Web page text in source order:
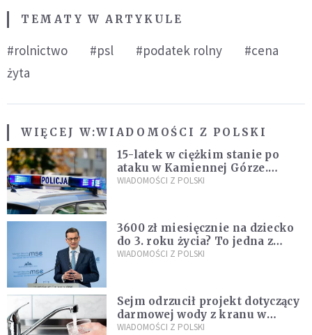
TEMATY W ARTYKULE
#rolnictwo #psl #podatek rolny
#cena
żyta
WIĘCEJ W:WIADOMOŚCI Z POLSKI
15-latek w ciężkim stanie po
ataku w Kamiennej Górze.
Policja zatrzymała dwóch
WIADOMOŚCI Z POLSKI
3600 zł miesięcznie na dziecko
do 3. roku życia? To jedna z
propozycji programu "Rozwój
WIADOMOŚCI Z POLSKI
Sejm odrzucił projekt dotyczący
darmowej wody z kranu w
restauracjach
WIADOMOŚCI Z POLSKI